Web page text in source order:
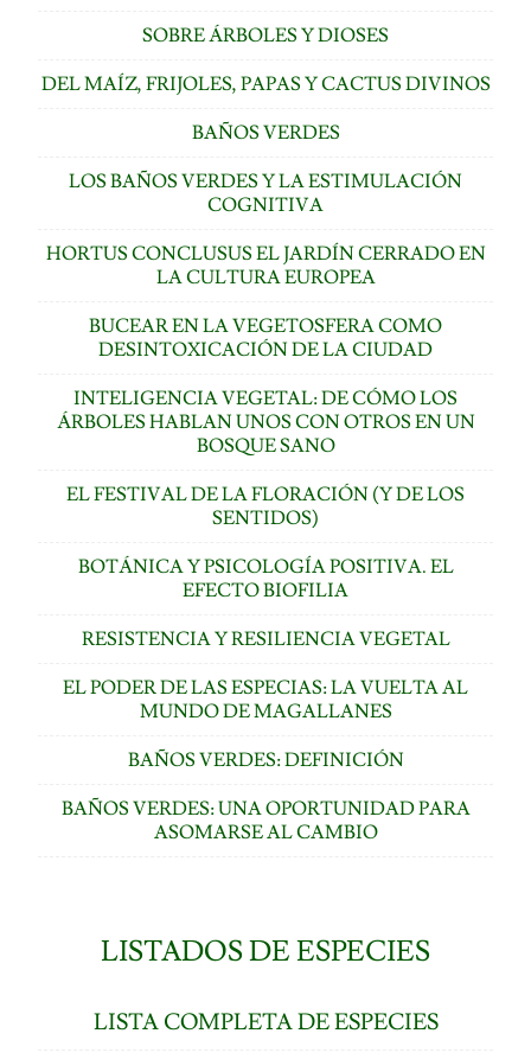
SOBRE ÁRBOLES Y DIOSES
DEL MAÍZ, FRIJOLES, PAPAS Y CACTUS DIVINOS
BAÑOS VERDES
LOS BAÑOS VERDES Y LA ESTIMULACIÓN
COGNITIVA
HORTUS CONCLUSUS EL JARDÍN CERRADO EN
LA CULTURA EUROPEA
BUCEAR EN LA VEGETOSFERA COMO
DESINTOXICACIÓN DE LA CIUDAD
INTELIGENCIA VEGETAL: DE CÓMO LOS
ÁRBOLES HABLAN UNOS CON OTROS EN UN
BOSQUE SANO
EL FESTIVAL DE LA FLORACIÓN (Y DE LOS
SENTIDOS)
BOTÁNICA Y PSICOLOGÍA POSITIVA. EL
EFECTO BIOFILIA
RESISTENCIA Y RESILIENCIA VEGETAL
EL PODER DE LAS ESPECIAS: LA VUELTA AL
MUNDO DE MAGALLANES
BAÑOS VERDES: DEFINICIÓN
BAÑOS VERDES: UNA OPORTUNIDAD PARA
ASOMARSE AL CAMBIO
LISTADOS DE ESPECIES
LISTA COMPLETA DE ESPECIES